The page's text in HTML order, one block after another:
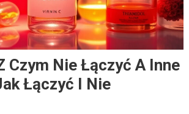
Czym Nie Łączyć A Inne
Łączyć I Nie